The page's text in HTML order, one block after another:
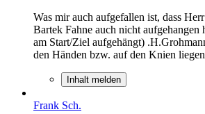
Was mir auch aufgefallen ist, dass
Bartek Fahne auch nicht aufgehangen
am Start/Ziel aufgehängt)
den Händen bzw. auf den Knien
Inhalt melden
Frank Sch.